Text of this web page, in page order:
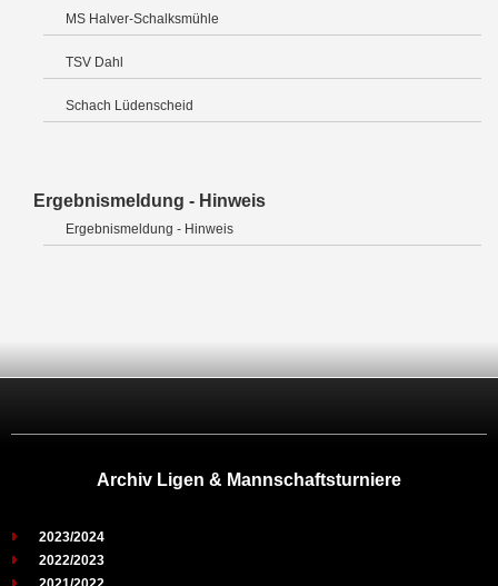
MS Halver-Schalksmühle
TSV Dahl
Schach Lüdenscheid
Ergebnismeldung - Hinweis
Ergebnismeldung - Hinweis
Archiv Ligen & Mannschaftsturniere
2023/2024
2022/2023